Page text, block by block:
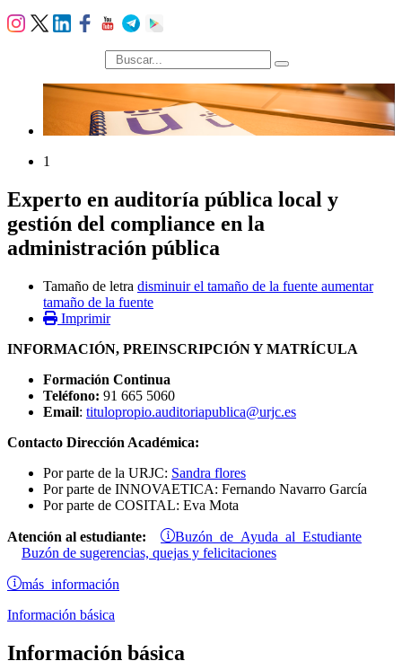
búsqueda
1
Experto en auditoría pública local y
gestión del compliance en la
administración pública
Tamaño de letra disminuir el tamaño de la fuente aumentar
tamaño de la fuente
Imprimir
INFORMACIÓN, PREINSCRIPCIÓN Y MATRÍCULA
Formación Continua
Teléfono: 91 665 5060
Email: titulopropio.auditoriapublica@urjc.es
Contacto Dirección Académica:
Por parte de la URJC: Sandra flores
Por parte de INNOVAETICA: Fernando Navarro García
Por parte de COSITAL: Eva Mota
Atención al estudiante: Buzón de Ayuda al Estudiante
Buzón de sugerencias, quejas y felicitaciones
más información
Información básica
Información básica